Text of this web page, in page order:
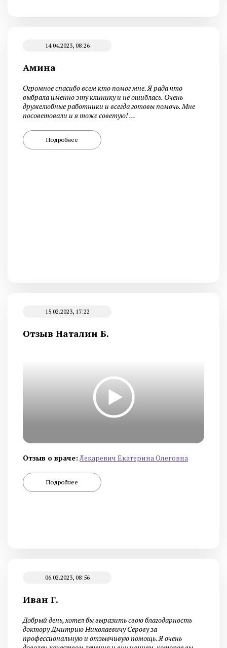
14.04.2023, 08:26
Амина
Огромное спасибо всем кто помог мне. Я рада что
выбрала именно эту клинику и не ошиблась. Очень
дружелюбные работники и всегда готовы помочь. Мне
посоветовали и я тоже советую! ...
Подробнее
15.02.2023, 17:22
Отзыв Наталии Б.
Отзыв о враче: Лекаревич Екатерина Олеговна
Подробнее
06.02.2023, 08:56
Иван Г.
Добрый день, хотел бы выразить свою благодарность
доктору Дмитрию Николаевичу Серову за
профессиональную и отзывчивую помощь. Я очень